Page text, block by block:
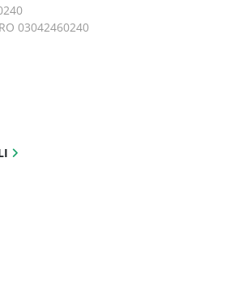
03042460240